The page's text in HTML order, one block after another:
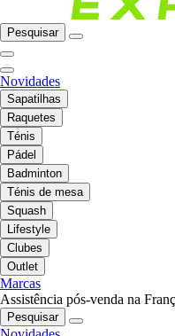
Pesquisar
Novidades
Sapatilhas
Raquetes
Ténis
Pádel
Badminton
Ténis de mesa
Squash
Lifestyle
Clubes
Outlet
Marcas
Assistência pós-venda na
Pesquisar